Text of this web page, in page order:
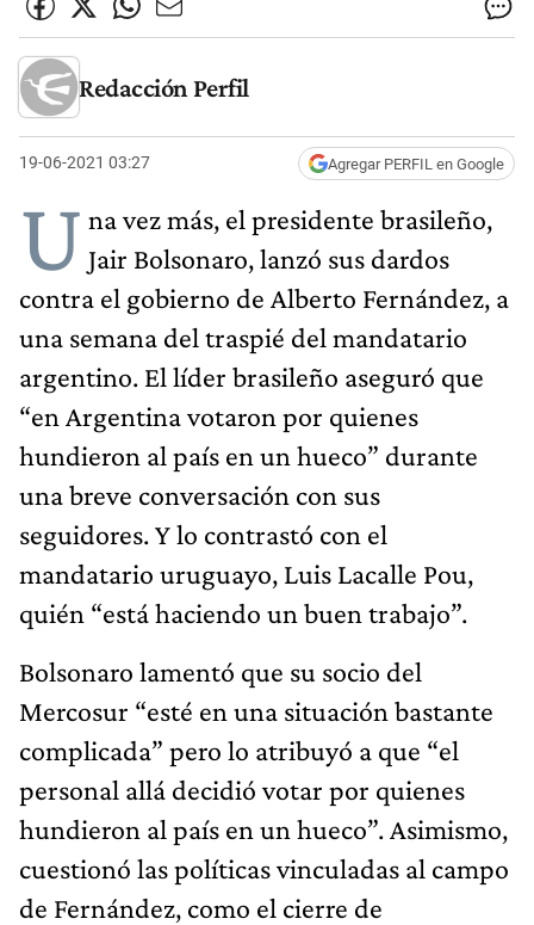
Redacción Perfil
19-06-2021 03:27 Agregar PERFIL en Google
U na vez más, el presidente brasileño,
Jair Bolsonaro, lanzó sus dardos
contra el gobierno de Alberto Fernández, a
una semana del traspié del mandatario
argentino. El líder brasileño aseguró que
“en Argentina votaron por quienes
hundieron al país en un hueco” durante
una breve conversación con sus
seguidores. Y lo contrastó con el
mandatario uruguayo, Luis Lacalle Pou,
quién “está haciendo un buen trabajo”.
Bolsonaro lamentó que su socio del
Mercosur “esté en una situación bastante
complicada” pero lo atribuyó a que “el
personal allá decidió votar por quienes
hundieron al país en un hueco”. Asimismo,
cuestionó las políticas vinculadas al campo
de Fernández, como el cierre de